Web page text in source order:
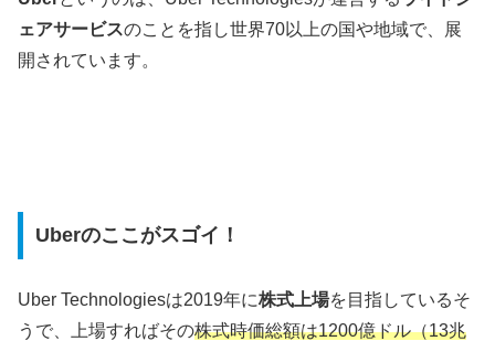
ェアサービスのことを指し世界70以上の国や地域で、展
開されています。
Uberのここがスゴイ！
Uber Technologiesは2019年に株式上場を目指しているそ
うで、上場すればその株式時価総額は1200億ドル（13兆